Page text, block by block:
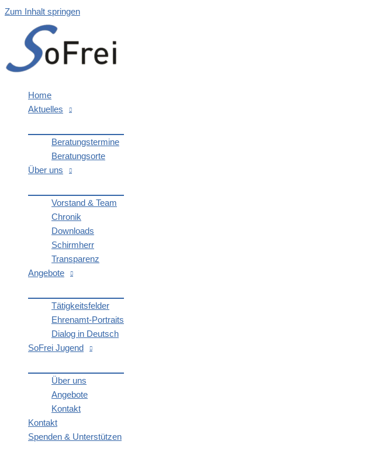
Zum Inhalt springen
Home
Aktu­el­les
Bera­tungs­ter­mi­ne
Bera­tungs­or­te
Über uns
Vor­stand & Team
Chro­nik
Down­loads
Schirm­herr
Trans­pa­renz
Ange­bo­te
Tätig­keits­fel­der
Ehren­amt-Por­­traits
Dia­log in Deutsch
SoFrei Jugend
Über uns
Ange­bo­te
Kon­takt
Kon­takt
Spen­den & Unterstützen